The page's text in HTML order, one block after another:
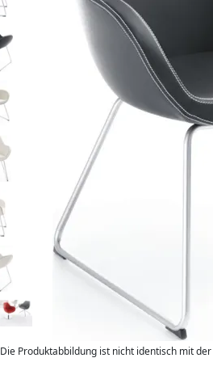
Die Produktabbildung ist nicht identisch mit